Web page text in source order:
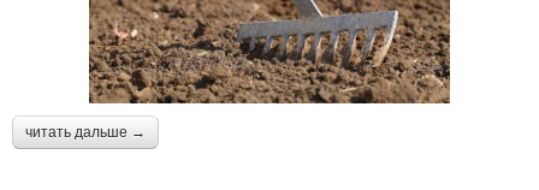
читать дальше →